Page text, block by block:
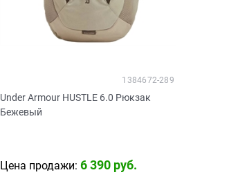
Under Armour HUSTLE 6.0 Рюкзак
Бежевый
1384672-289
Цена продажи: 6 390 руб.